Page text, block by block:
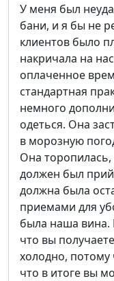
У меня был
бани, и я бы не
клиентов было
накричала на
оплаченное
стандартная
немного
одеться. Она
в морозную
Она
должен был
должна была
приемами для
была наша вина.
что вы
холодно, потому
что в итоге вы